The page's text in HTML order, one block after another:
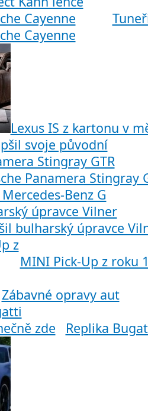
Cayenne
Lexus IS z kartonu v
Panamera Stingray
bulharský úpravce
MINI Pick-Up z roku
Zábavné opravy aut
Replika